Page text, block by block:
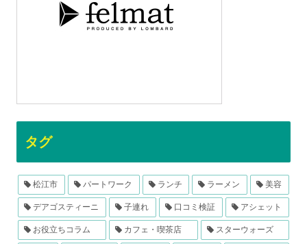
タグ
松江市 パートワーク ランチ ラーメン 美容
デアゴスティーニ 子連れ 口コミ検証 アシェット
お役立ちコラム カフェ・喫茶店 スターウォーズ